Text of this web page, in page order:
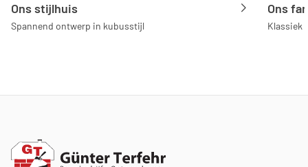
Ons stijlhuis
Spannend ontwerp in kubusstijl
Ons
Klassiek